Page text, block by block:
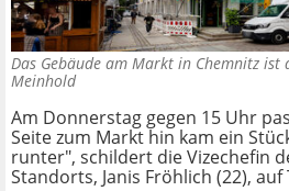
Das Gebäude am Markt in Chemnitz
Meinhold
Am Donnerstag gegen 15 Uhr
Seite zum Markt hin kam ein
runter", schildert die Vizechefin
Standorts, Janis Fröhlich (22), auf